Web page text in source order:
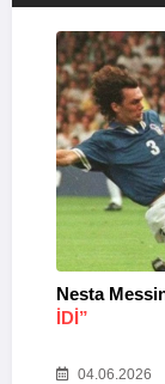
Nesta
IDI”
04.06.2026